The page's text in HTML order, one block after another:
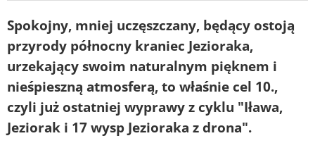
Spokojny, mniej uczęszczany, będący ostoją
przyrody północny kraniec Jezioraka,
urzekający swoim naturalnym pięknem i
nieśpieszną atmosferą, to właśnie cel 10.,
czyli już ostatniej wyprawy z cyklu "Iława,
Jeziorak i 17 wysp Jezioraka z drona".